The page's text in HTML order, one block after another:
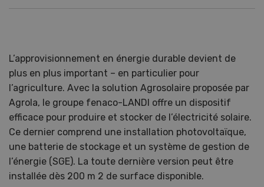
L’approvisionnement en énergie durable devient de
plus en plus important – en particulier pour
l’agriculture. Avec la solution Agrosolaire proposée par
Agrola, le groupe fenaco-LANDI offre un dispositif
efficace pour produire et stocker de l’électricité solaire.
Ce dernier comprend une installation photovoltaïque,
une batterie de stockage et un système de gestion de
l’énergie (SGE). La toute dernière version peut être
installée dès 200 m 2 de surface disponible.